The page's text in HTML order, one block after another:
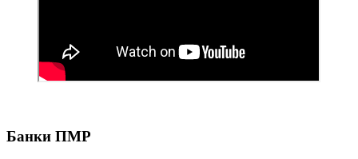
Банки ПМР